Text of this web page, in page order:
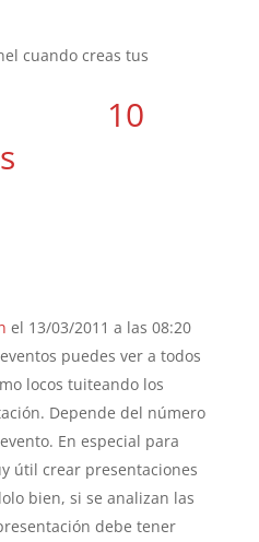
cuando creas tus
10
el 13/03/2011 a las 08:20
puedes ver a todos
locos tuiteando los
Depende del número
En especial para
útil crear presentaciones
bien, si se analizan las
debe tener